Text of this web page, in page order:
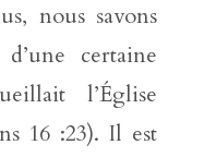
nous savons
certaine
l’Église
16 :23). Il est